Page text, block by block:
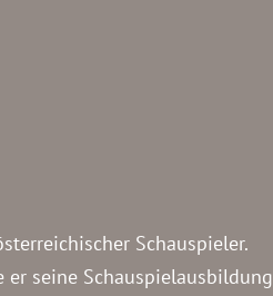
Schauspieler.
seine Schauspielausbildung